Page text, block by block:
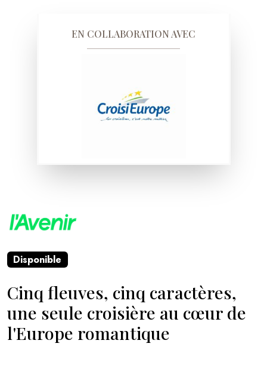
EN COLLABORATION AVEC
Disponible
Cinq fleuves, cinq caractères,
une seule croisière au cœur de
l'Europe romantique